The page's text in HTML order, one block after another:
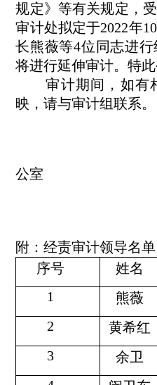
规定》等有关规定，
审计处拟定于2022年
长熊薇等4位同志进
将进行延伸审计。特此
审计期间，如有
映，请与审计组联系。
公室
南昌大
2022年
附：经责审计领导名单
序号
姓名
1
熊薇
2
黄希红
3
余卫